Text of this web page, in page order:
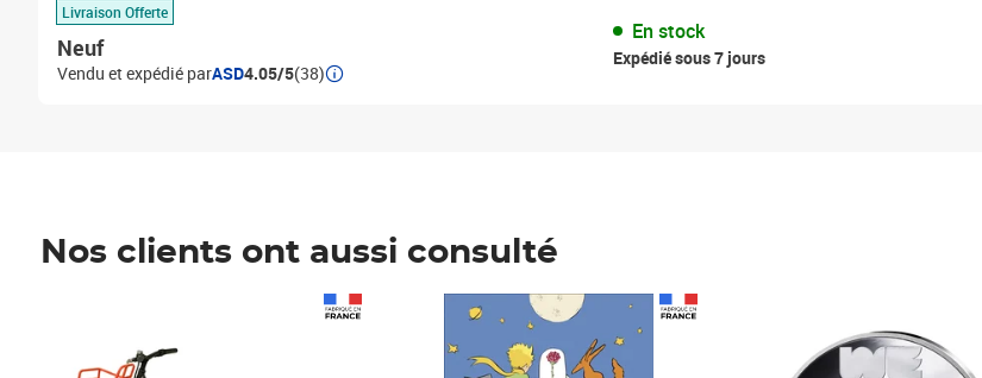
Livraison Offerte
Neuf
Vendu et expédié parASD4.05/5(38)
En stock
Expédié sous 7 jours
Nos clients ont aussi consulté
Prix 7,50€